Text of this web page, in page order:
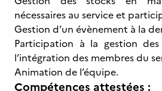
nécessaires au service et
Gestion d’un évènement à la
Participation à la gestion
l’intégration des membres du
Animation de l’équipe.
Compétences attestées :